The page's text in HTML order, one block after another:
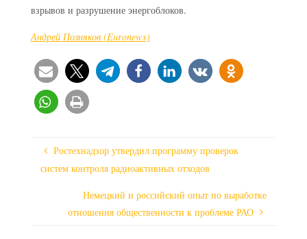
взрывов и разрушение энергоблоков.
Андрей Позняков (Euronews)
Ростехнадзор утвердил программу проверок
систем контроля радиоактивных отходов
Немецкий и российский опыт по выработке
отношения общественности к проблеме РАО